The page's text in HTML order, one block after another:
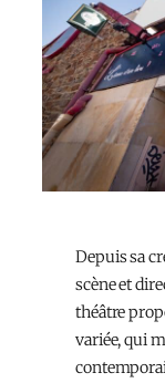
Depuis sa
scène et
théâtre
variée, qui